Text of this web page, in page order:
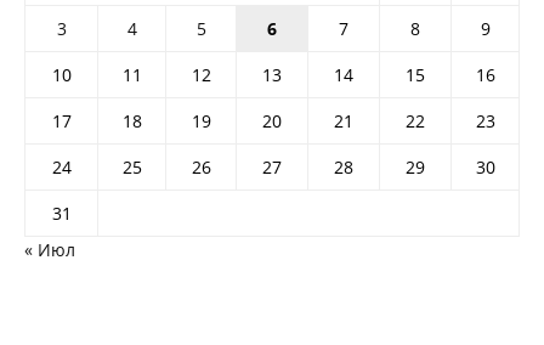
3
4 5 6 7 8
9
10
11 12 13 14 15
16
17
18 19 20 21 22
23
24
25 26 27 28 29
30
31
« Июл